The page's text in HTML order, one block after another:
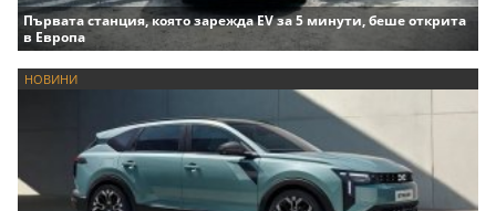
Първата станция, която зарежда EV за 5 минути, беше открита
в Европа
НОВИНИ